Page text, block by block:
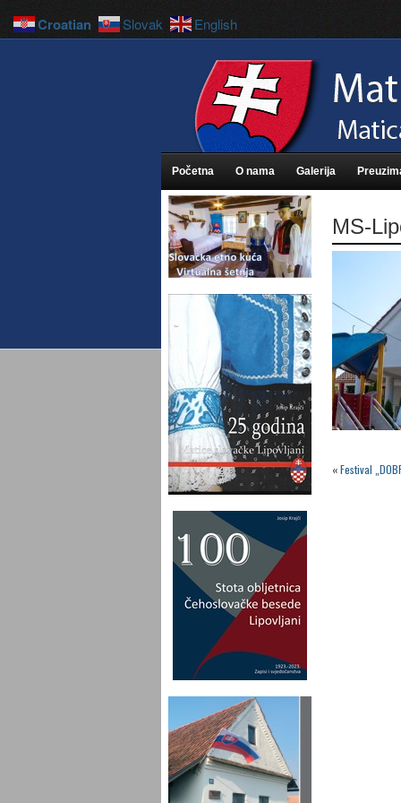
Početna O nama Galerija
MS-
«Festival
Croatian Slovak English